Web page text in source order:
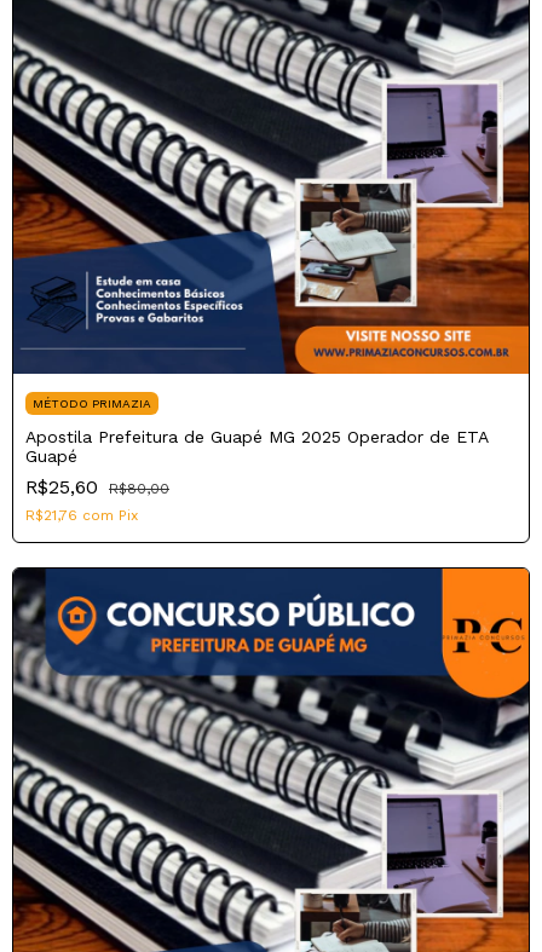
MÉTODO PRIMAZIA
Apostila Prefeitura de Guapé MG 2025 Operador de ETA
Guapé
R$25,60
R$80,00
R$21,76 com Pix